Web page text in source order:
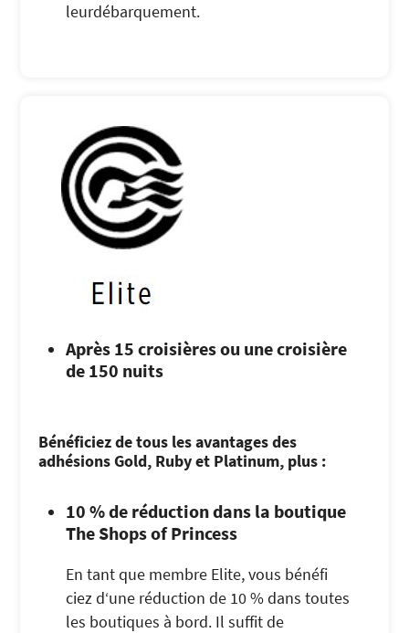
leurdébarquement.
Après 15 croisières ou une croisière
de 150 nuits
Bénéficiez de tous les avantages des
adhésions Gold, Ruby et Platinum, plus :
10 % de réduction dans la boutique
The Shops of Princess
En tant que membre Elite, vous bénéfi
ciez d‘une réduction de 10 % dans toutes
les boutiques à bord. Il suffit de